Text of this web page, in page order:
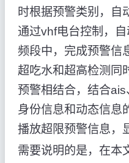
时根据预警类别，自
通过vhf电台控制，
频段中，完成预警信
超吃水和超高检测同
预警相结合，结合
身份信息和动态信息
播放超限预警信息，
需要说明的是，在本